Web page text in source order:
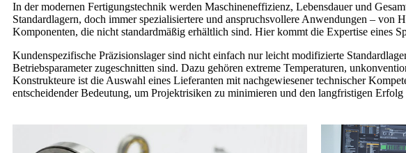
In der modernen Fertigungstechnik werden Maschineneffizienz, Lebensdauer und
Standardlagern, doch immer spezialisiertere und anspruchsvollere Anwendungen –
Komponenten, die nicht standardmäßig erhältlich sind. Hier kommt die Expertise eines
Kundenspezifische Präzisionslager sind nicht einfach nur leicht modifizierte
Betriebsparameter zugeschnitten sind. Dazu gehören extreme Temperaturen,
Konstrukteure ist die Auswahl eines Lieferanten mit nachgewiesener technischer
entscheidender Bedeutung, um Projektrisiken zu minimieren und den langfristigen Erfolg